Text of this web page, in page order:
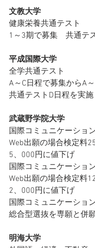
文教大学
健康栄養共通テスト
1～3期で募集　共通テ
平成国際大学
全学共通テスト
A～C日程で募集からA
共通テストD日程を実施
武蔵野学院大学
国際コミュニケーショ
Web出願の場合検定料
5、000円に値下げ
国際コミュニケーショ
Web出願の場合検定料
2、000円に値下げ
国際コミュニケーショ
総合型選抜を専願と併
明海大学